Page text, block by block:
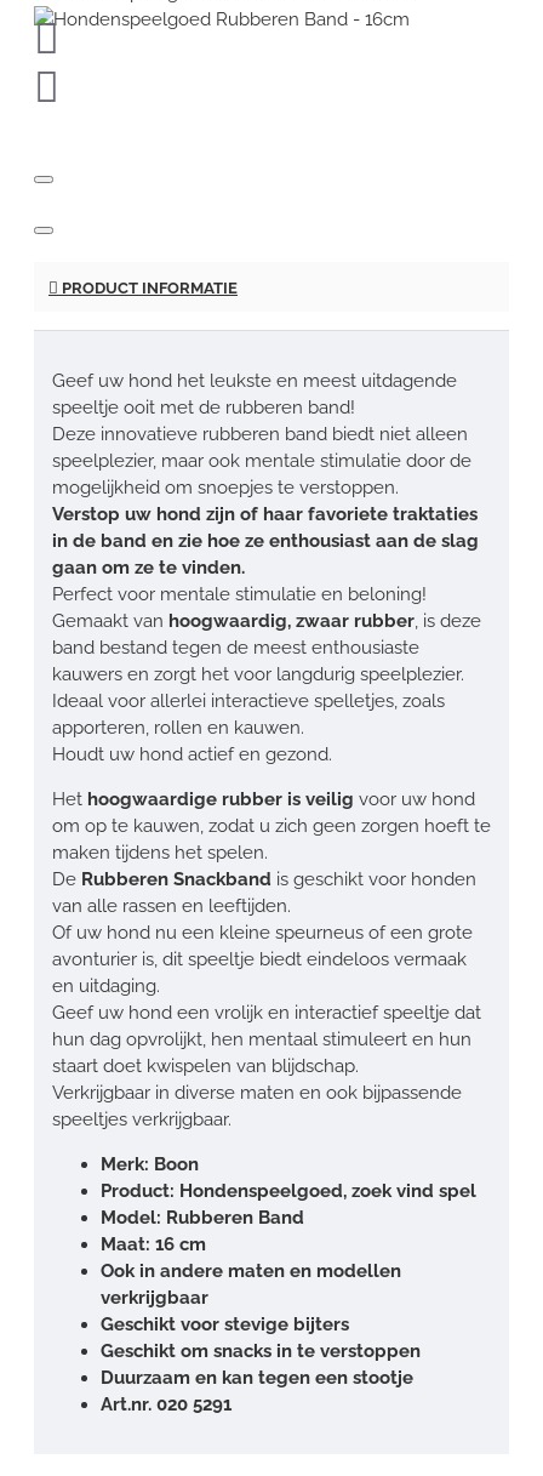
PRODUCT INFORMATIE
Geef uw hond het leukste en meest uitdagende
speeltje ooit met de rubberen band!
Deze innovatieve rubberen band biedt niet alleen
speelplezier, maar ook mentale stimulatie door de
mogelijkheid om snoepjes te verstoppen.
Verstop uw hond zijn of haar favoriete traktaties
in de band en zie hoe ze enthousiast aan de slag
gaan om ze te vinden.
Perfect voor mentale stimulatie en beloning!
Gemaakt van hoogwaardig, zwaar rubber, is deze
band bestand tegen de meest enthousiaste
kauwers en zorgt het voor langdurig speelplezier.
Ideaal voor allerlei interactieve spelletjes, zoals
apporteren, rollen en kauwen.
Houdt uw hond actief en gezond.
Het hoogwaardige rubber is veilig voor uw hond
om op te kauwen, zodat u zich geen zorgen hoeft te
maken tijdens het spelen.
De Rubberen Snackband is geschikt voor honden
van alle rassen en leeftijden.
Of uw hond nu een kleine speurneus of een grote
avonturier is, dit speeltje biedt eindeloos vermaak
en uitdaging.
Geef uw hond een vrolijk en interactief speeltje dat
hun dag opvrolijkt, hen mentaal stimuleert en hun
staart doet kwispelen van blijdschap.
Verkrijgbaar in diverse maten en ook bijpassende
speeltjes verkrijgbaar.
Merk: Boon
Product: Hondenspeelgoed, zoek vind spel
Model: Rubberen Band
Maat: 16 cm
Ook in andere maten en modellen
verkrijgbaar
Geschikt voor stevige bijters
Geschikt om snacks in te verstoppen
Duurzaam en kan tegen een stootje
Art.nr. 020 5291